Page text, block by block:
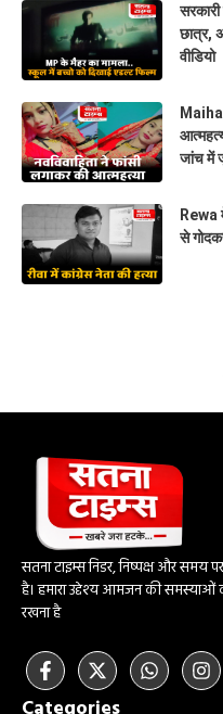
छात्र,
वीडियो
जांच में
Rewa
से
सतना टाइम्स निडर, निष्पक्ष और
है। हमारा उद्देश्य आमजन की
रखना है